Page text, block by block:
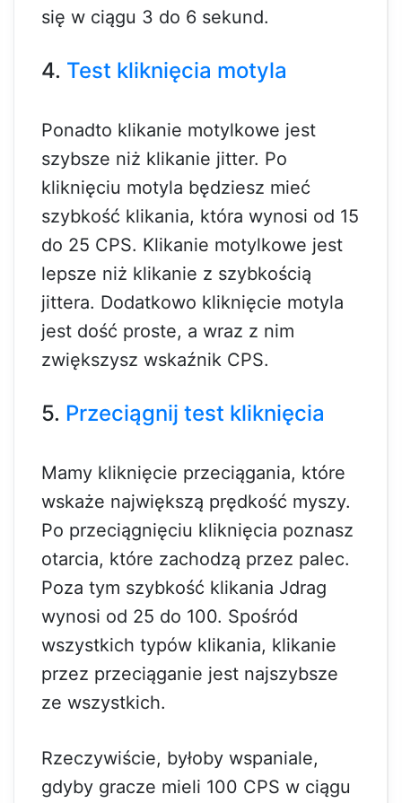
się w ciągu 3 do 6 sekund.
4. Test kliknięcia motyla
Ponadto klikanie motylkowe jest
szybsze niż klikanie jitter. Po
kliknięciu motyla będziesz mieć
szybkość klikania, która wynosi od 15
do 25 CPS. Klikanie motylkowe jest
lepsze niż klikanie z szybkością
jittera. Dodatkowo kliknięcie motyla
jest dość proste, a wraz z nim
zwiększysz wskaźnik CPS.
5. Przeciągnij test kliknięcia
Mamy kliknięcie przeciągania, które
wskaże największą prędkość myszy.
Po przeciągnięciu kliknięcia poznasz
otarcia, które zachodzą przez palec.
Poza tym szybkość klikania Jdrag
wynosi od 25 do 100. Spośród
wszystkich typów klikania, klikanie
przez przeciąganie jest najszybsze
ze wszystkich.
Rzeczywiście, byłoby wspaniale,
gdyby gracze mieli 100 CPS w ciągu